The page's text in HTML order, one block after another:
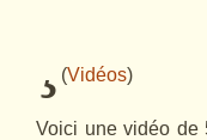
(Vidéos)
Voici une vidéo de